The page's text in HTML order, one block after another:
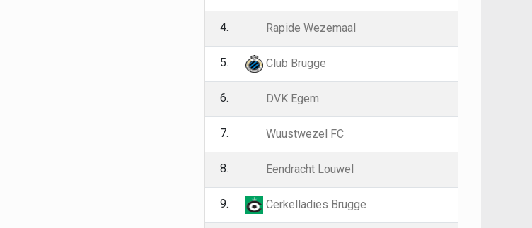
4. Rapide Wezemaal
5. Club Brugge
6. DVK Egem
7. Wuustwezel FC
8. Eendracht Louwel
9. Cerkelladies Brugge